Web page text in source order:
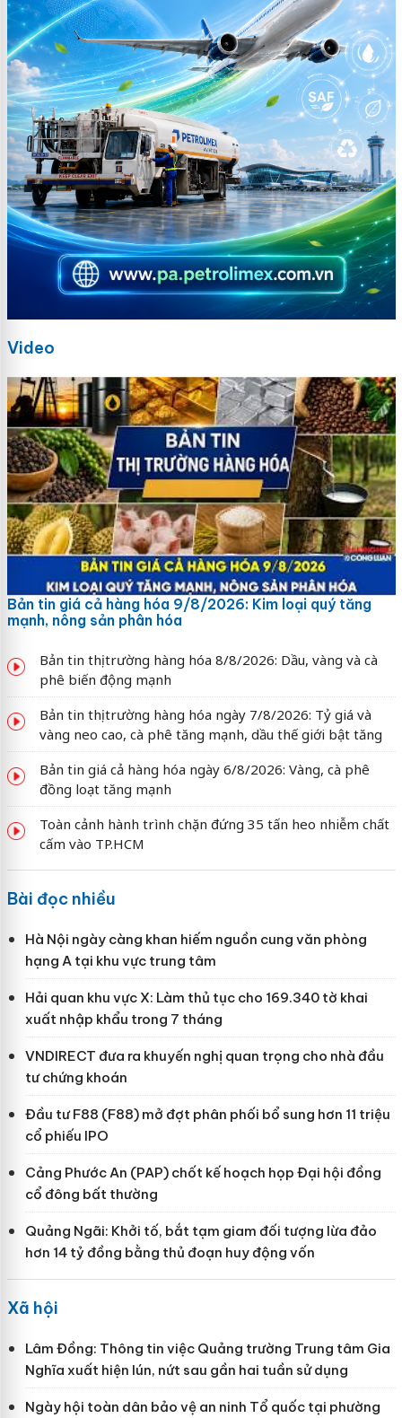
Video
Bản tin giá cả hàng hóa 9/8/2026: Kim loại quý tăng
mạnh, nông sản phân hóa
Bản tin thị trường hàng hóa 8/8/2026: Dầu, vàng và cà
phê biến động mạnh
Bản tin thị trường hàng hóa ngày 7/8/2026: Tỷ giá và
vàng neo cao, cà phê tăng mạnh, dầu thế giới bật tăng
Bản tin giá cả hàng hóa ngày 6/8/2026: Vàng, cà phê
đồng loạt tăng mạnh
Toàn cảnh hành trình chặn đứng 35 tấn heo nhiễm chất
cấm vào TP.HCM
Bài đọc nhiều
Hà Nội ngày càng khan hiếm nguồn cung văn phòng
hạng A tại khu vực trung tâm
Hải quan khu vực X: Làm thủ tục cho 169.340 tờ khai
xuất nhập khẩu trong 7 tháng
VNDIRECT đưa ra khuyến nghị quan trọng cho nhà đầu
tư chứng khoán
Đầu tư F88 (F88) mở đợt phân phối bổ sung hơn 11 triệu
cổ phiếu IPO
Cảng Phước An (PAP) chốt kế hoạch họp Đại hội đồng
cổ đông bất thường
Quảng Ngãi: Khởi tố, bắt tạm giam đối tượng lừa đảo
hơn 14 tỷ đồng bằng thủ đoạn huy động vốn
Xã hội
Lâm Đồng: Thông tin việc Quảng trường Trung tâm Gia
Nghĩa xuất hiện lún, nứt sau gần hai tuần sử dụng
Ngày hội toàn dân bảo vệ an ninh Tổ quốc tại phường